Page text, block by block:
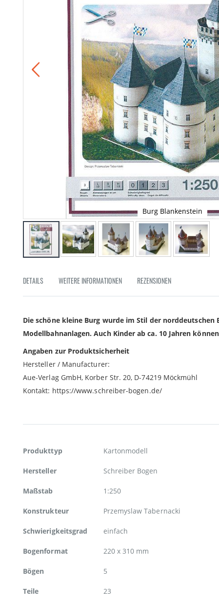
Burg Blankenstein
der
springen
DETAILS WEITERE INFORMATIONEN REZENSIONEN
Die schöne kleine Burg wurde im Stil der
Modellbahnanlagen. Auch Kinder ab ca. 10 Jahren
Angaben zur Produktsicherheit
Hersteller / Manufacturer:
Aue-Verlag GmbH, Korber Str. 20, D-74219 Möckmühl
Kontakt: https://www.schreiber-bogen.de/
Weitere
Produkttyp Kartonmodell
Hersteller Schreiber Bogen
Maßstab 1:250
Konstrukteur Przemyslaw Tabernacki
Schwierigkeitsgrad einfach
Bogenformat 220 x 310 mm
Bögen 5
Teile 23